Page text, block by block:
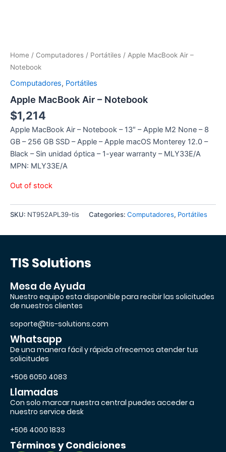
Home / Computadores / Portátiles / Apple MacBook Air –
Notebook
Computadores, Portátiles
Apple MacBook Air – Notebook
$1,214
Apple MacBook Air – Notebook – 13″ – Apple M2 None – 8
GB – 256 GB SSD – Apple – Apple macOS Monterey 12.0 –
Black – Sin unidad óptica – 1-year warranty – MLY33E/A
MPN: MLY33E/A
Out of stock
SKU: NT952APL39-tis Categories: Computadores, Portátiles
TIS Solutions
Mesa de Ayuda
Nuestro equipo esta disponible para recibir las solicitudes
de nuestros clientes
soporte@tis-solutions.com
Whatsapp
De una manera fácil y rápida ofrecemos atender tus
solicitudes
+506 6050 4083
Llamadas
Con solo marcar nuestra central puedes acceder a
nuestro service desk
+506 4000 1833
Términos y Condiciones